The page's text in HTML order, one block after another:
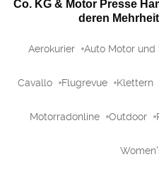
Co. KG & Motor Presse
deren
Aerokurier Auto Motor und
Cavallo Flugrevue Klettern
Motorradonline Outdoor